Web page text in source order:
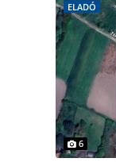
ELADÓ
6